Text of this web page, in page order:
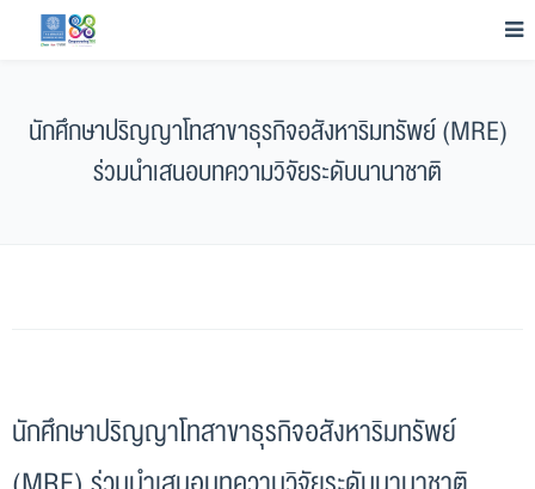
นักศึกษาปริญญาโทสาขาธุรกิจอสังหาริมทรัพย์ (MRE)
ร่วมนำเสนอบทความวิจัยระดับนานาชาติ
นักศึกษาปริญญาโทสาขาธุรกิจอสังหาริมทรัพย์